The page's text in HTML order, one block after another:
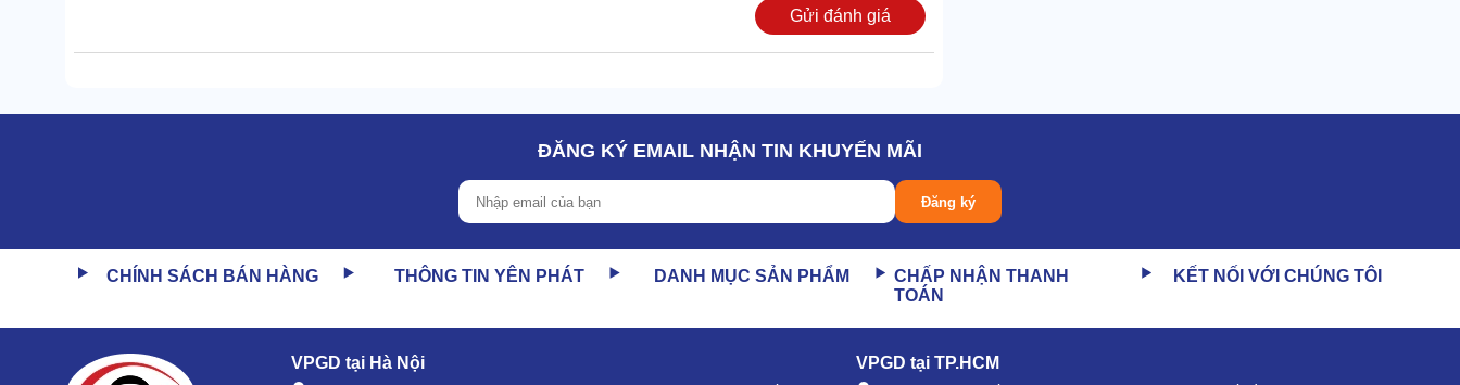
Vỏ máy có giao diện rất đẹp với 2 tông màu chủ đạo là vàng cam (phía trên), đen thuần (dọc đường viền quanh
Thùng chứa
Thùng chứa của Palada PD80C/2 nằm ngay bên trong thân máy (nắp vàng cam). Tổng dung tích của bộ phận
này là 40l, đủ lớn để máy có thể vận hành 4-6 tiếng.
Gửi đánh giá
ĐĂNG KÝ EMAIL NHẬN TIN KHUYẾN MÃI
Đăng ký
CHÍNH SÁCH BÁN HÀNG THÔNG TIN YÊN PHÁT DANH MỤC SẢN PHẨM
CHẤP NHẬN THANH
TOÁN
KẾT NỐI VỚI CHÚNG TÔI
VPGD tại Hà Nội VPGD tại TP.HCM